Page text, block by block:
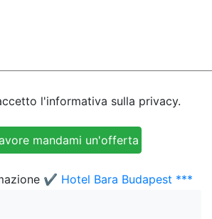
l'informativa sulla privacy.
✔️ Hotel Bara Budapest ***